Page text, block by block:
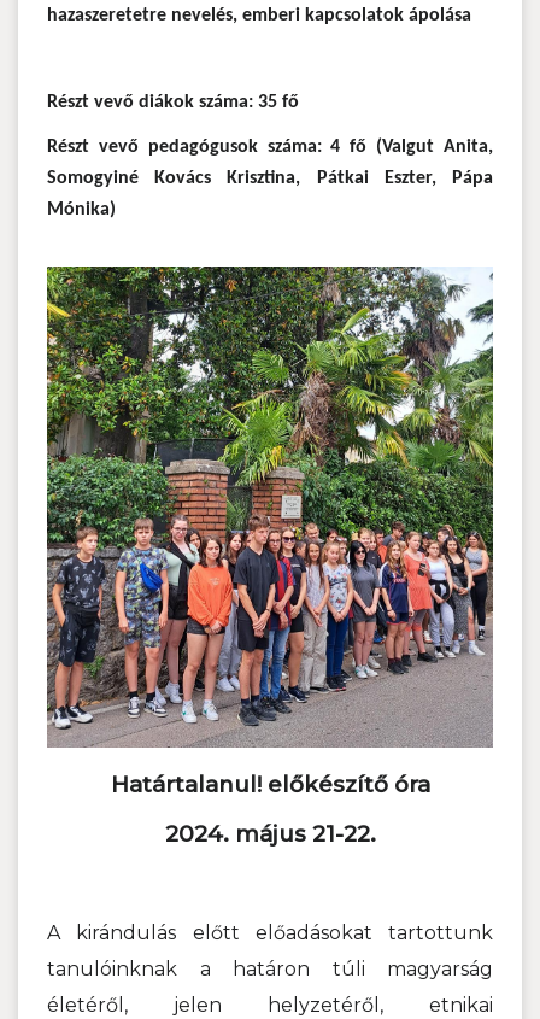
hazaszeretetre nevelés, emberi kapcsolatok ápolása
Részt vevő diákok száma: 35 fő
Részt vevő pedagógusok száma: 4 fő (Valgut Anita,
Somogyiné Kovács Krisztina, Pátkai Eszter, Pápa
Mónika)
Határtalanul! előkészítő óra
2024. május 21-22.
A kirándulás előtt előadásokat tartottunk
tanulóinknak a határon túli magyarság
életéről, jelen helyzetéről, etnikai